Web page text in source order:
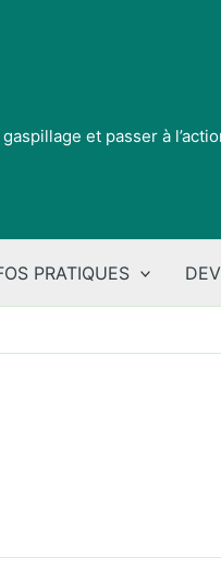
et passer à
PRATIQUES